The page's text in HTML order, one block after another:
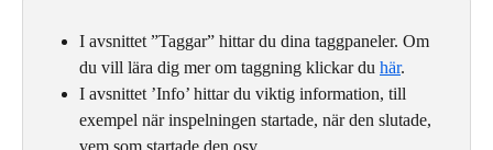
I avsnittet ”Taggar” hittar du dina taggpaneler. Om
du vill lära dig mer om taggning klickar du här.
I avsnittet ’Info’ hittar du viktig information, till
exempel när inspelningen startade, när den slutade,